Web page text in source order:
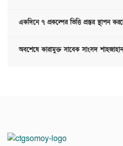
একদিনে ৭ প্রকল্পের ভিত্তি প্রস্তর স্থাপন
অবশেষে কারামুক্ত সাবেক সাংসদ